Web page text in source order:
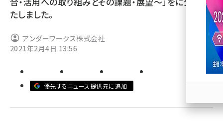
meo (1279)
llmo (1167)
たしました。
アンダーワークス株式会社
2021年2月4日 13:56
優先するニュース提供元に追加